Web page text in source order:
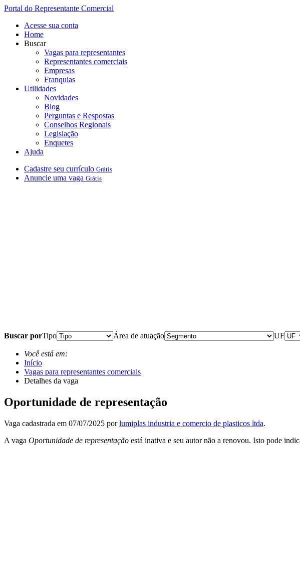
Portal do Representante Comercial
Acesse sua conta
Home
Buscar
Vagas para representantes
Representantes comerciais
Empresas
Franquias
Utilidades
Novidades
Blog
Perguntas e Respostas
Conselhos Regionais
Legislação
Enquetes
Ajuda
Cadastre seu currículo Grátis
Anuncie uma vaga Grátis
Buscar porTipo Área de atuação UF
Você está em:
Início
Vagas para representantes comerciais
Detalhes da vaga
Oportunidade de representação
Vaga cadastrada em 07/07/2025 porlumiplas industria e comercio de plasticos ltda.
A vaga Oportunidade de representação está inativa e seu autor não a renovou. Isto pode